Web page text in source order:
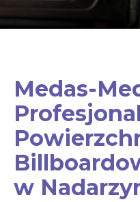
Medas-
w